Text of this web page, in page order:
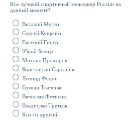
Кто лучший спортивный менеджер России на
данный момент?
Виталий Мутко
Сергей Кущенко
Евгений Гинер
Юрий Белоус
Михаил Прохоров
Константин Сарсания
Леонид Федун
Герман Ткаченко
Вячеслав Фетисов
Владислав Третьяк
Кто то другой